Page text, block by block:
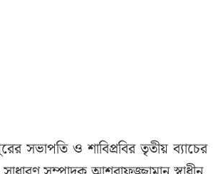
সভাপতি ও শাবিপ্রবির তৃতীয় ব্যাচের